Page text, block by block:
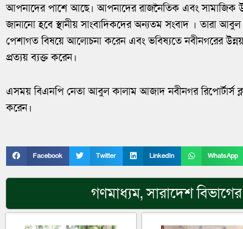
আপনাদের পাশে আছে। আপনাদের রাজনৈতিক এবং সামাজিক
জানানো হবে স্থানীয় সাংবাদিকদের অন্যতম সংবাদ । তারা
পেশাগত বিষয়ে আলোচনা করেন এবং ভবিষ্যতে নবীনগরের
প্রত্যয় ব্যক্ত করেন।
এসময় বিএনপি নেতা আবুল কালাম আজাদ নবীনগর রিপোর্টার্স
করেন।
Facebook Twitter LinkedIn WhatsApp
গণমাধ্যম,সারাদেশ